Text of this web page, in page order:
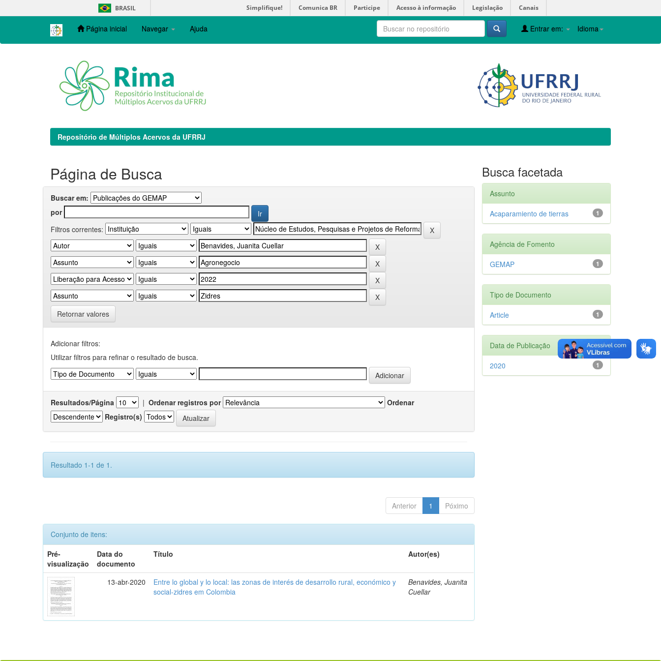
navigation
BRASIL Simplifique! Comunica BR Participe Acesso à informação Legislação Canais
Página inicial Navegar Ajuda Idioma
Entrar em:
Repositório de Múltiplos Acervos da UFRRJ
Página de Busca
Buscar em:
por
Filtros correntes:
Retornar valores
Adicionar filtros:
Utilizar filtros para refinar o resultado de busca.
Resultados/Página | Ordenar registros por
Ordenar
Registro(s)
Resultado 1-1 de 1.
Anterior 1 Póximo
Conjunto de itens:
Pré-
visualização
Data do
documento
Título Autor(es)
13-abr-2020
Entre lo global y lo local: las zonas de interés de desarrollo rural, económico y
social-zidres em Colombia
Benavides, Juanita
Cuellar
Busca facetada
Assunto
1
Acaparamiento de tierras
Agência de Fomento
1
GEMAP
Tipo de Documento
1
Article
Data de Publicação
1
2020